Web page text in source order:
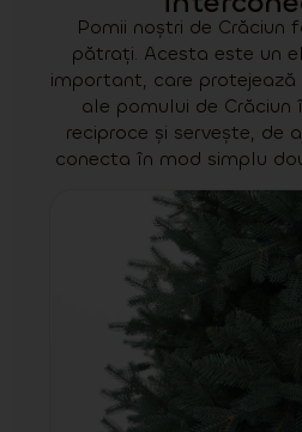
Pomii noștri de Crăciun
pătrați. Acesta este un
important, care protejează
ale pomului de
reciproce și servește, de
conecta în mod simplu